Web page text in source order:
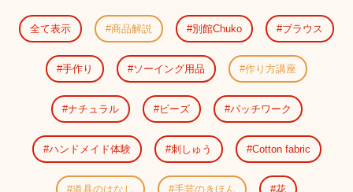
全て表示 商品解説 別館Chuko ブラウス
手作り ソーイング用品 作り方講座
ナチュラル ビーズ パッチワーク
ハンドメイド体験 刺しゅう Cotton fabric
道具のはなし 手芸のきほん 花